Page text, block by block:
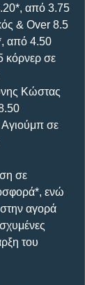
από 3.75
& Over 8.5
από 4.50
κόρνερ σε
Κώστας
σε
σε
ενώ
στην αγορά
του